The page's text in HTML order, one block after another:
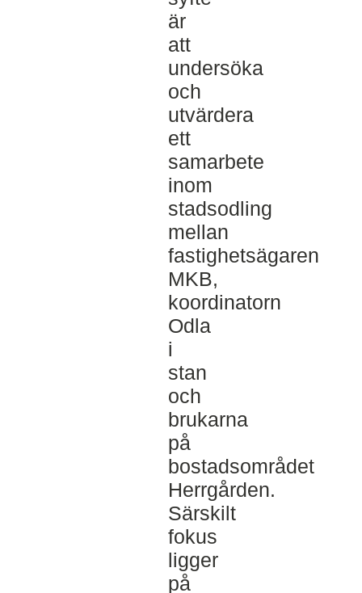
är
att
undersöka
och
utvärdera
ett
samarbete
inom
stadsodling
mellan
fastighetsägaren
MKB,
koordinatorn
Odla
i
stan
och
brukarna
på
bostadsområdet
Herrgården.
Särskilt
fokus
ligger
på